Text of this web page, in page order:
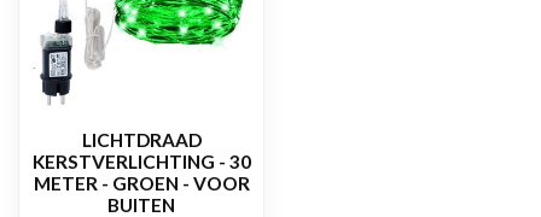
LICHTDRAAD
KERSTVERLICHTING - 30
METER - GROEN - VOOR
BUITEN